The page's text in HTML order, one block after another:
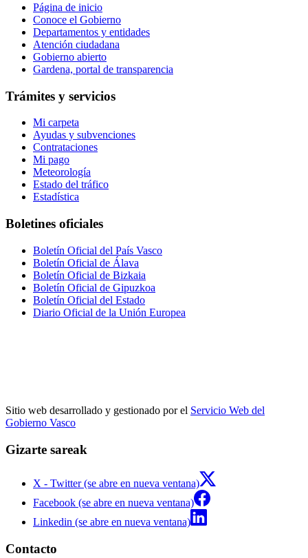
Página de inicio
Conoce el Gobierno
Departamentos y entidades
Atención ciudadana
Gobierno abierto
Gardena, portal de transparencia
Trámites y servicios
Mi carpeta
Ayudas y subvenciones
Contrataciones
Mi pago
Meteorología
Estado del tráfico
Estadística
Boletines oficiales
Boletín Oficial del País Vasco
Boletín Oficial de Álava
Boletín Oficial de Bizkaia
Boletín Oficial de Gipuzkoa
Boletín Oficial del Estado
Diario Oficial de la Unión Europea
Sitio web desarrollado y gestionado por el Servicio Web del
Gobierno Vasco
Gizarte sareak
X - Twitter (se abre en nueva ventana)
Facebook (se abre en nueva ventana)
Linkedin (se abre en nueva ventana)
Contacto